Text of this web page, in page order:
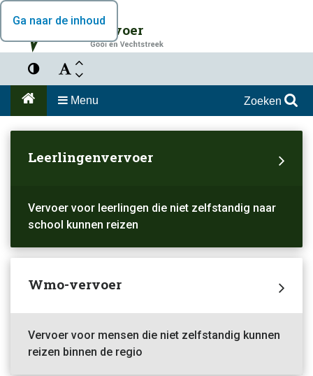
Ga naar de inhoud
Vervoer
Menu Zoeken
Leerlingenvervoer
Vervoer voor leerlingen die niet zelfstandig naar
school kunnen reizen
Wmo-vervoer
Vervoer voor mensen die niet zelfstandig kunnen
reizen binnen de regio